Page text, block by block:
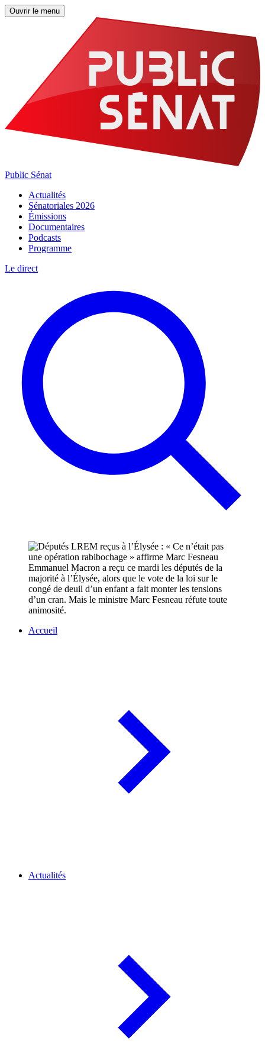
Ouvrir le menu
Public Sénat
Actualités
Sénatoriales 2026
Émissions
Documentaires
Podcasts
Programme
Le direct
Emmanuel Macron a reçu ce mardi les députés de la
majorité à l’Élysée, alors que le vote de la loi sur le
congé de deuil d’un enfant a fait monter les tensions
d’un cran. Mais le ministre Marc Fesneau réfute toute
animosité.
Accueil
Actualités